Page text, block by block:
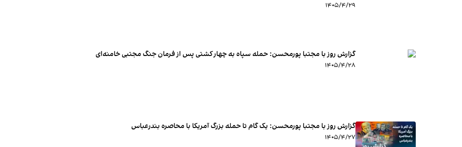
۱۴۰۵/۴/۲۹
گزارش روز با مجتبا پورمحسن: حمله سپاه به چهار کشتی پس از فرمان جنگ مجتبی خامنه‌ای
۱۴۰۵/۴/۲۸
گزارش روز با مجتبا پورمحسن: یک گام تا حمله بزرگ آمریکا با محاصره بندرعباس
۱۴۰۵/۴/۲۷